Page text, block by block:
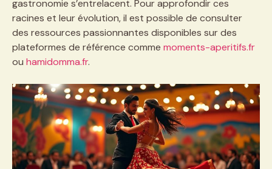
gastronomie s’entrelacent. Pour approfondir ces
racines et leur évolution, il est possible de consulter
des ressources passionnantes disponibles sur des
plateformes de référence comme moments-aperitifs.fr
ou hamidomma.fr.